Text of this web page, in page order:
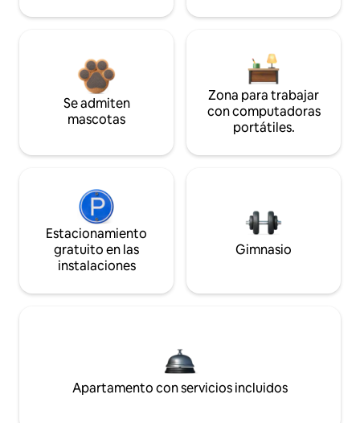
Se admiten
mascotas
Zona para trabajar
con computadoras
portátiles.
Estacionamiento
gratuito en las
instalaciones
Gimnasio
Apartamento con servicios incluidos